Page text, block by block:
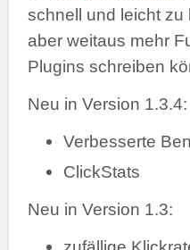
schnell und leicht
aber weitaus mehr
Plugins schreiben
Neu in Version 1.3.4:
Verbesserte
ClickStats
Neu in Version 1.3: